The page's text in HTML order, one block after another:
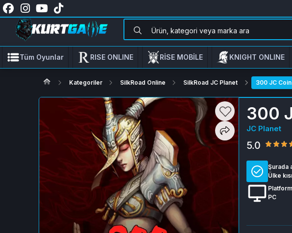
Tüm Oyunlar RISE ONLINE RİSE MOBİLE KNIGHT ONLINE
Kategoriler SilkRoad Online SilkRoad JC Planet 300 JC
300
JC Planet
5.0
Şurada
Ülke
Platform
PC